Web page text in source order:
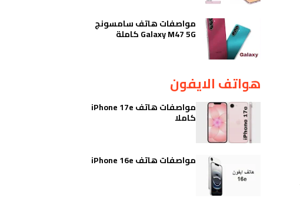
مواصفات هاتف سامسونج
Galaxy M47 5G كاملة
هواتف الايفون
مواصفات هاتف iPhone 17e
كاملا
مواصفات هاتف iPhone 16e